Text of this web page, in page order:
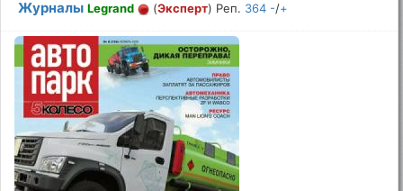
Журналы Legrand (Эксперт) Реп. 364 -/+